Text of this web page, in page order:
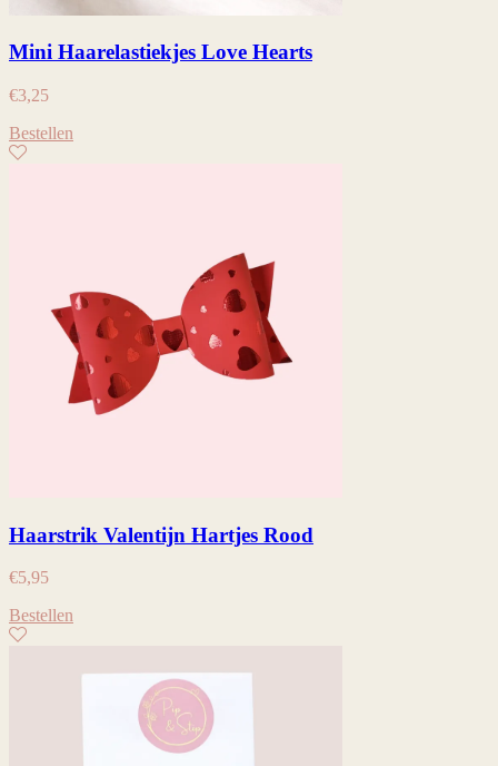
Mini Haarelastiekjes Love Hearts
€3,25
Bestellen
Haarstrik Valentijn Hartjes Rood
€5,95
Bestellen